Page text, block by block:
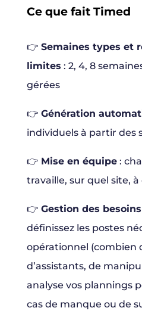
Ce que fait Timed
👉 Semaines types et
limites : 2, 4, 8
gérées
👉 Génération
individuels à partir des
👉 Mise en équipe:
travaille, sur quel site,
👉 Gestion des
définissez les postes
opérationnel (combien
d’assistants, de
analyse vos plannings
cas de manque ou de